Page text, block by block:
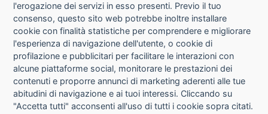
CHI SIAMO
CONTATTI
CONDIZIONI DI VENDITA
l'erogazione dei servizi in esso presenti. Previo il tuo
consenso, questo sito web potrebbe inoltre installare
cookie con finalità statistiche per comprendere e migliorare
l'esperienza di navigazione dell'utente, o cookie di
profilazione e pubblicitari per facilitare le interazioni con
alcune piattaforme social, monitorare le prestazioni dei
contenuti e proporre annunci di marketing aderenti alle tue
abitudini di navigazione e ai tuoi interessi. Cliccando su
"Accetta tutti" acconsenti all'uso di tutti i cookie sopra citati.